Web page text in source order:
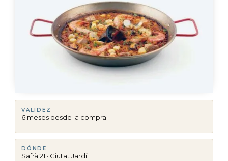
VALIDEZ
6 meses desde la compra
DÓNDE
Safrà 21 · Ciutat Jardí